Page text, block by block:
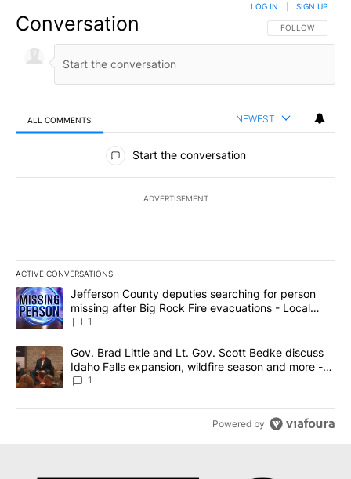
Conversation FOLLOW THIS
FOLLOW
LOG IN SIGN UP
ALL COMMENTS NEWEST
All Comments
Start the conversation
ADVERTISEMENT
ACTIVE CONVERSATIONS
The following is a list of the most commented articles in the last
A trending article titled "Jefferson County deputies searching
Jefferson County deputies searching for person
missing after Big Rock Fire evacuations - Local
News 8
1
A trending article titled "Gov. Brad Little and Lt. Gov. Scott
Gov. Brad Little and Lt. Gov. Scott Bedke discuss
Idaho Falls expansion, wildfire season and more -
Local News 8
1
Powered by